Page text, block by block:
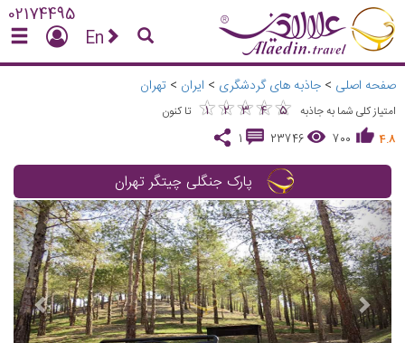
02174495
En
صفحه اصلی > جاذبه های گردشگری > ایران > تهران
امتیاز کلی شما به جاذبه ★
1 ★
2 ★
3 ★
4 ★
5
★★★★★
تا کنون
4.8
700
23746
1
پارک جنگلی چیتگر تهران
Next